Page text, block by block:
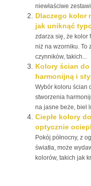
niewłaściwe
Dlaczego kolor
jak uniknąć
zdarza się, że kolor
niż na wzorniku. To
czynników, takich...
Kolory ścian
harmonijną i
Wybór koloru ścian
stworzenia
na jasne beże, biel
Ciepłe kolory
optycznie
Pokój północny, z
światła, może
kolorów, takich jak